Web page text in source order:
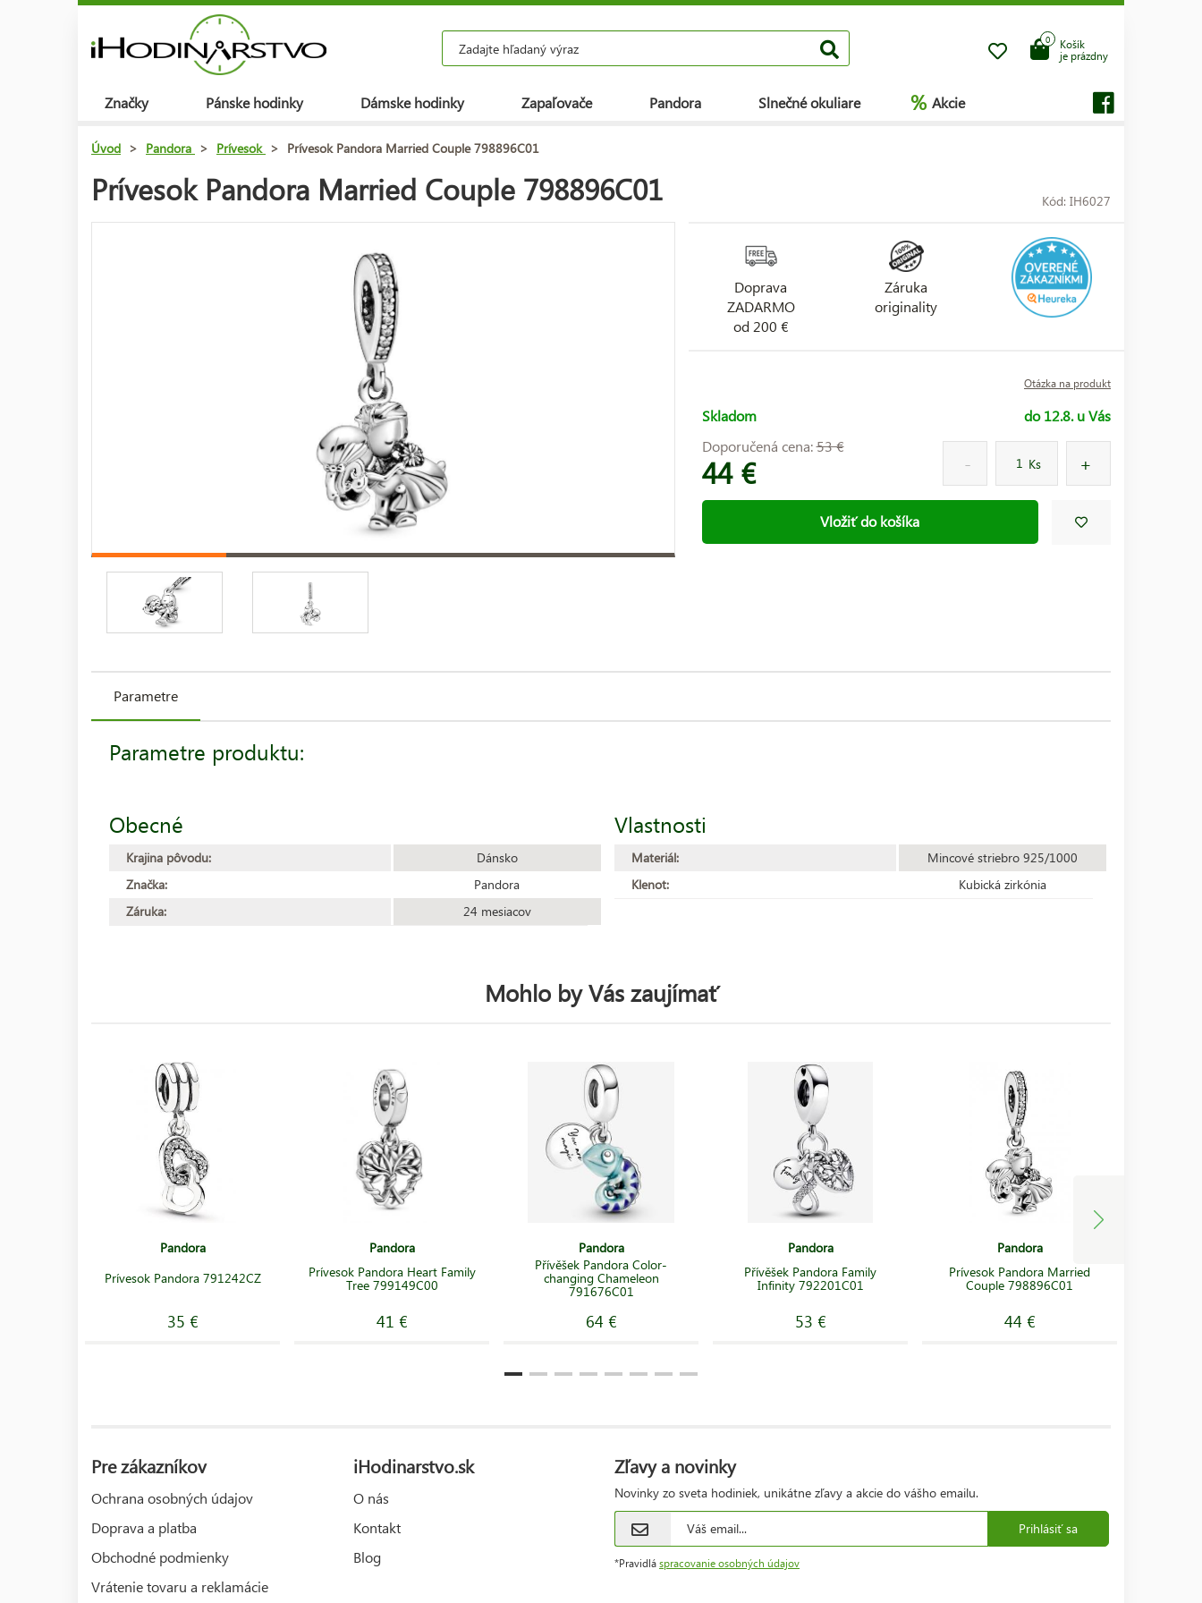
Košík
je prázdny
0
Značky Pánske hodinky Dámske hodinky Zapaľovače Pandora Slnečné okuliare % Akcie
Úvod > Pandora > Prívesok > Prívesok Pandora Married Couple 798896C01
Prívesok Pandora Married Couple 798896C01 Kód: IH6027
Doprava
ZADARMO
od 200 €
Záruka
originality
Otázka na produkt
Skladom
do 12.8. u Vás
Doporučená cena:53 €
44 € Ks
Vložiť do košíka
Parametre
Parametre produktu:
Obecné
Krajina pôvodu:
Dánsko
Značka:
Pandora
Záruka:
24 mesiacov
Vlastnosti
Materiál:
Mincové striebro 925/1000
Klenot:
Kubická zirkónia
Mohlo by Vás zaujímať
Pandora
Prívesok Pandora 791242CZ
35 €
Pandora
Prívesok Pandora Heart Family
Tree 799149C00
41 €
Pandora
Přívěšek Pandora Color-
changing Chameleon
791676C01
64 €
Pandora
Přívěšek Pandora Family
Infinity 792201C01
53 €
Pandora
Prívesok Pandora Married
Couple 798896C01
44 €
Pre zákazníkov
Ochrana osobných údajov
Doprava a platba
Obchodné podmienky
Vrátenie tovaru a reklamácie
iHodinarstvo.sk
O nás
Kontakt
Blog
Zľavy a novinky
Novinky zo sveta hodiniek, unikátne zľavy a akcie do vášho emailu.
Prihlásiť sa
*Pravidlá spracovanie osobných údajov